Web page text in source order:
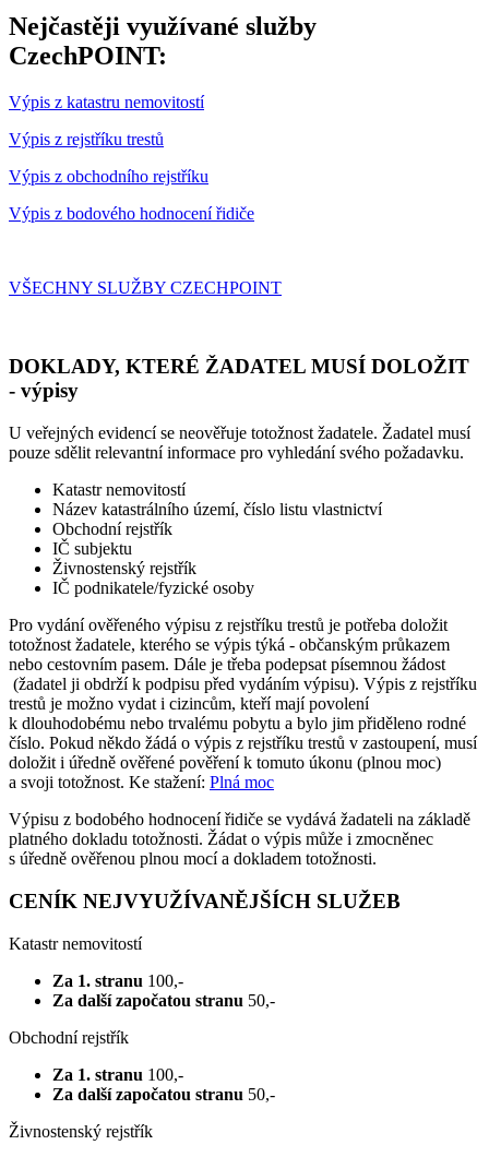
Nejčastěji využívané služby
CzechPOINT:
Výpis z katastru nemovitostí
Výpis z rejstříku trestů
Výpis z obchodního rejstříku
Výpis z bodového hodnocení řidiče
VŠECHNY SLUŽBY CZECHPOINT
DOKLADY, KTERÉ ŽADATEL MUSÍ DOLOŽIT
- výpisy
U veřejných evidencí se neověřuje totožnost žadatele. Žadatel musí
pouze sdělit relevantní informace pro vyhledání svého požadavku.
Katastr nemovitostí
Název katastrálního území, číslo listu vlastnictví
Obchodní rejstřík
IČ subjektu
Živnostenský rejstřík
IČ podnikatele/fyzické osoby
Pro vydání ověřeného výpisu z rejstříku trestů je potřeba doložit
totožnost žadatele, kterého se výpis týká - občanským průkazem
nebo cestovním pasem. Dále je třeba podepsat písemnou žádost
(žadatel ji obdrží k podpisu před vydáním výpisu). Výpis z rejstříku
trestů je možno vydat i cizincům, kteří mají povolení
k dlouhodobému nebo trvalému pobytu a bylo jim přiděleno rodné
číslo. Pokud někdo žádá o výpis z rejstříku trestů v zastoupení, musí
doložit i úředně ověřené pověření k tomuto úkonu (plnou moc)
a svoji totožnost. Ke stažení: Plná moc
Výpisu z bodobého hodnocení řidiče se vydává žadateli na základě
platného dokladu totožnosti. Žádat o výpis může i zmocněnec
s úředně ověřenou plnou mocí a dokladem totožnosti.
CENÍK NEJVYUŽÍVANĚJŠÍCH SLUŽEB
Katastr nemovitostí
Za 1. stranu 100,-
Za další započatou stranu 50,-
Obchodní rejstřík
Za 1. stranu 100,-
Za další započatou stranu 50,-
Živnostenský rejstřík